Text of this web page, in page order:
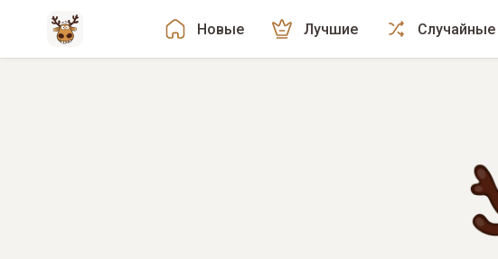
Новые Лучшие Случайные